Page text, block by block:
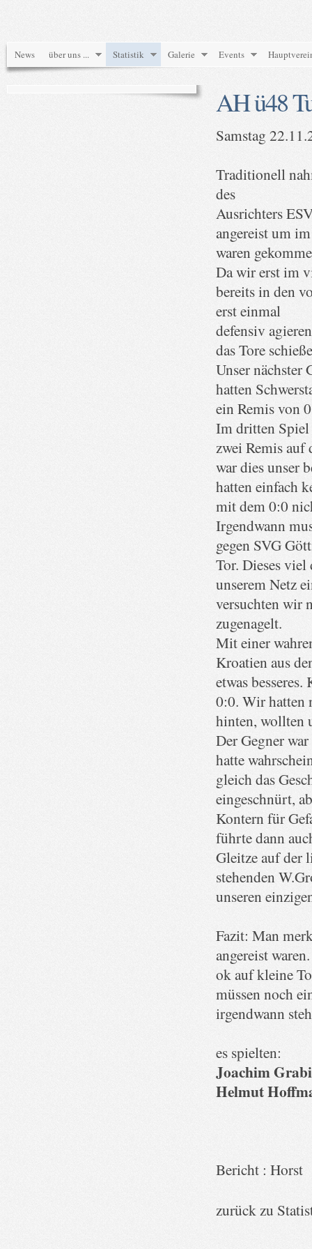
News über uns ... Statistik Galerie Events
AH ü48
Samstag
Traditionell
des
Ausrichters
angereist um
waren
Da wir erst im
bereits in den
erst einmal
defensiv
das Tore
Unser nächster
hatten
ein Remis von
Im dritten Spiel
zwei Remis auf
war dies unser
hatten einfach
mit dem 0:0
Irgendwann
gegen SVG
Tor. Dieses
unserem Netz
versuchten wir
zugenagelt.
Mit einer
Kroatien aus
etwas
0:0. Wir hatten
hinten, wollten
Der Gegner
hatte
gleich das
eingeschnürt,
Kontern für
führte dann
Gleitze auf der
stehenden
unseren
Fazit: Man
angereist
ok auf kleine
müssen noch
irgendwann
es spielten:
Joachim
Helmut
Bericht : Horst
zurück zu